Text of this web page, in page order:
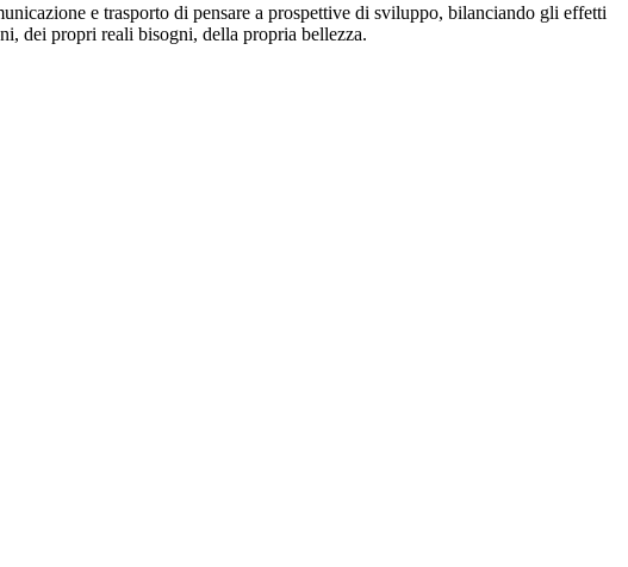
e trasporto di pensare a prospettive di sviluppo, bilanciando gli effetti
dei propri reali bisogni, della propria bellezza.